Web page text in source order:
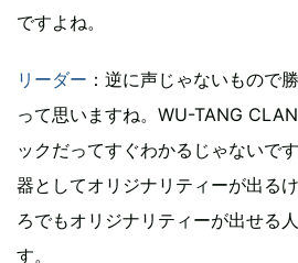
ですよね。
リーダー ：逆に声じゃないもので
って思いますね。WU-TANG
ックだってすぐわかるじゃないで
器としてオリジナリティーが出る
ろでもオリジナリティーが出せる
す。